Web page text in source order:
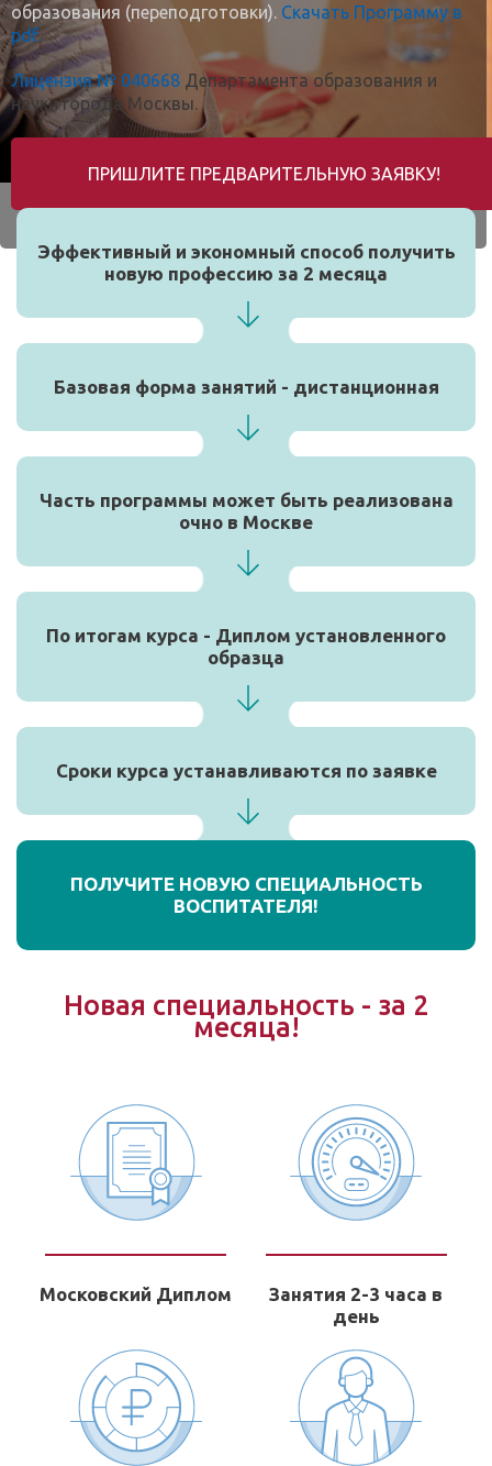
образования (переподготовки). Скачать Программу в
pdf.
Лицензия № 040668 Департамента образования и
науки города Москвы.
ПРИШЛИТЕ ПРЕДВАРИТЕЛЬНУЮ ЗАЯВКУ!
Эффективный и экономный способ получить
новую профессию за 2 месяца
Базовая форма занятий - дистанционная
Часть программы может быть реализована
очно в Москве
По итогам курса - Диплом установленного
образца
Сроки курса устанавливаются по заявке
ПОЛУЧИТЕ НОВУЮ СПЕЦИАЛЬНОСТЬ
ВОСПИТАТЕЛЯ!
Новая специальность - за 2
месяца!
Московский Диплом
Занятия 2-3 часа в
день